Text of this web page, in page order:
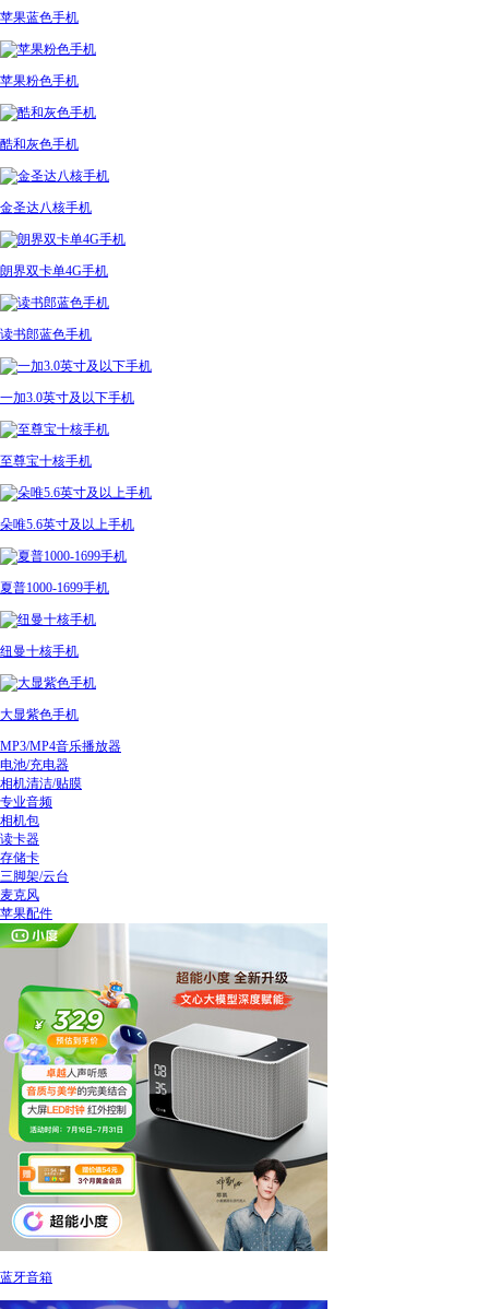
苹果蓝色手机
苹果粉色手机
酷和灰色手机
金圣达八核手机
朗界双卡单4G手机
读书郎蓝色手机
一加3.0英寸及以下手机
至尊宝十核手机
朵唯5.6英寸及以上手机
夏普1000-1699手机
纽曼十核手机
大显紫色手机
MP3/MP4音乐播放器
电池/充电器
相机清洁/贴膜
专业音频
相机包
读卡器
存储卡
三脚架/云台
麦克风
苹果配件
蓝牙音箱